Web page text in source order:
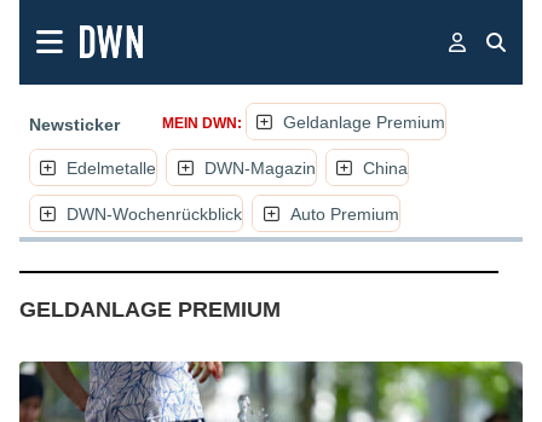
Newsticker MEIN DWN: Geldanlage Premium
Edelmetalle DWN-Magazin China
DWN-Wochenrückblick Auto Premium
GELDANLAGE PREMIUM(NACHRICHTEN,